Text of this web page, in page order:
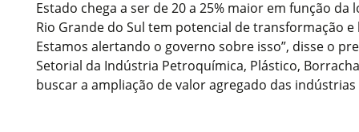
Estado chega a ser de 20 a 25% maior em função da
Rio Grande do Sul tem potencial de transformação
Estamos alertando o governo sobre isso”, disse o
Setorial da Indústria Petroquímica, Plástico,
buscar a ampliação de valor agregado das